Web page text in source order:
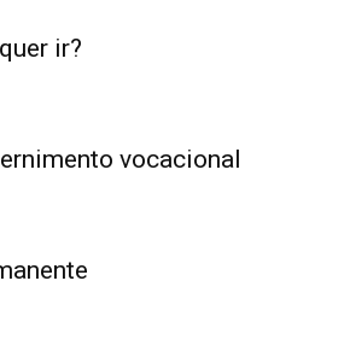
ir?
vocacional